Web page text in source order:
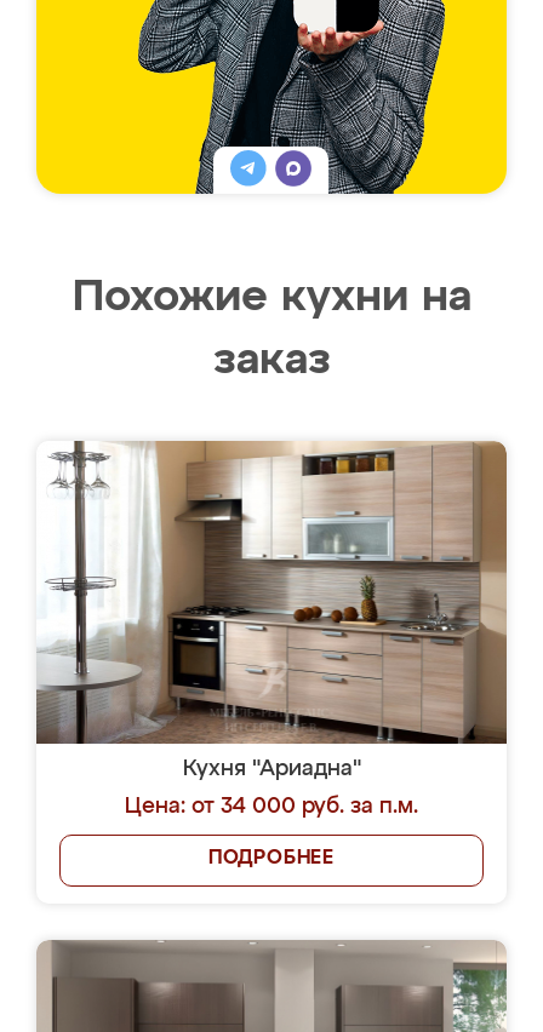
Похожие кухни на
заказ
Кухня "Ариадна"
Цена: от 34 000 руб. за п.м.
ПОДРОБНЕЕ